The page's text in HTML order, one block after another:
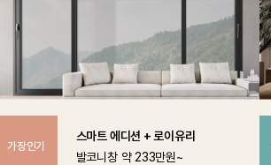
가장인기
스마트 에디션 + 로이유리
발코니창 약 233만원~